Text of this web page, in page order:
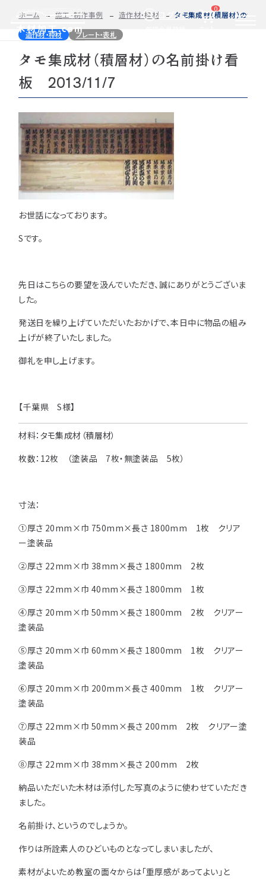
ログイン
0
種類から選ぶ 樹種一覧 用途などから選
取扱木材と選び方
化粧貼り
白ポリ
特注対応
平面加工 断面加工
ご利用ガイド
初めての方へ
お見積もり・ご注文方法について
変更・キャンセル・返品・交換について
納期・配送について
お支払いについて
注意事項とよくある質問
施工・制作事例
テーブル・机
造作材・枠材
フォトコンテスト
会社情報
会社概要 新着情報
自動お見積もり・ご注文はこちらから
カット・塗装のみ
フルオーダー集成材(積層材)
2D/3D
図面をお持ちの方へ 今すぐお見積もり依頼
関連商品 サンプルのご購入
Tel. 0584-33-2070
©2025 mokuzaikako.com All Rights Reserved.
ホーム 施工・制作事例 造作材・枠材 タモ集成材（積層材）の
造作材・枠材 プレート・表札
タモ集成材（積層材）の名前掛け看
板 2013/11/7
お世話になっております。
Sです。
先日はこちらの要望を汲んでいただき、誠にありがとうございま
した。
発送日を繰り上げていただいたおかげで、本日中に物品の組み
上げが終了いたしました。
御礼を申し上げます。
【千葉県 S様】
材料：タモ集成材（積層材）
枚数：12枚 （塗装品 7枚・無塗装品 5枚）
寸法：
①厚さ 20mm×巾 750mm×長さ 1800mm 1枚 クリア
ー塗装品
②厚さ 22mm×巾 38mm×長さ 1800mm 2枚
③厚さ 22mm×巾 40mm×長さ 1800mm 1枚
④厚さ 20mm×巾 50mm×長さ 1800mm 2枚 クリアー
塗装品
⑤厚さ 20mm×巾 60mm×長さ 1800mm 1枚 クリアー
塗装品
⑥厚さ 20mm×巾 200mm×長さ 400mm 1枚 クリアー
塗装品
⑦厚さ 22mm×巾 50mm×長さ 200mm 2枚 クリアー塗
装品
⑧厚さ 22mm×巾 38mm×長さ 200mm 2枚
納品いただいた木材は添付した写真のように使わせていただき
ました。
名前掛け、というのでしょうか。
作りは所詮素人のひどいものとなってしまいましたが、
素材がよいため教室の面々からは「重厚感があってよい」と